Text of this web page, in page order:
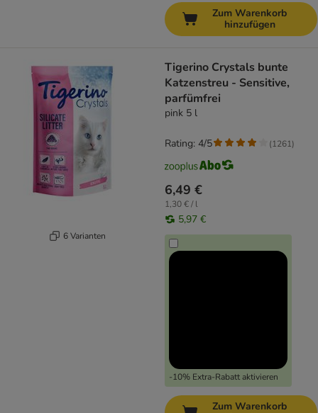
Zum Warenkorb
hinzufügen
6 Varianten
Tigerino Crystals bunte
Katzenstreu - Sensitive,
parfümfrei
pink 5 l
6,49 €
1,30 € / l
5,97 €
-10% Extra-Rabatt aktivieren
Rating: 4/5 (1261)
Zum Warenkorb